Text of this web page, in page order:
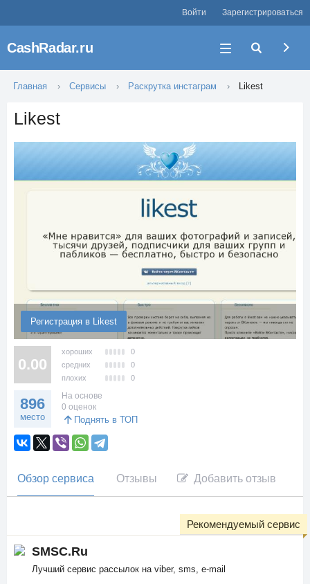
Войти Зарегистрироваться
CashRadar.ru
Главная Сервисы Раскрутка инстаграм Likest
Likest
Регистрация в Likest
0.00
хороших
0
средних
0
плохих
0
896
место
На основе
0 оценок
Поднять в ТОП
Обзор сервиса Отзывы Добавить отзыв
SMSC.Ru
Лучший сервис рассылок на viber, sms, e-mail
Рекомендуемый сервис